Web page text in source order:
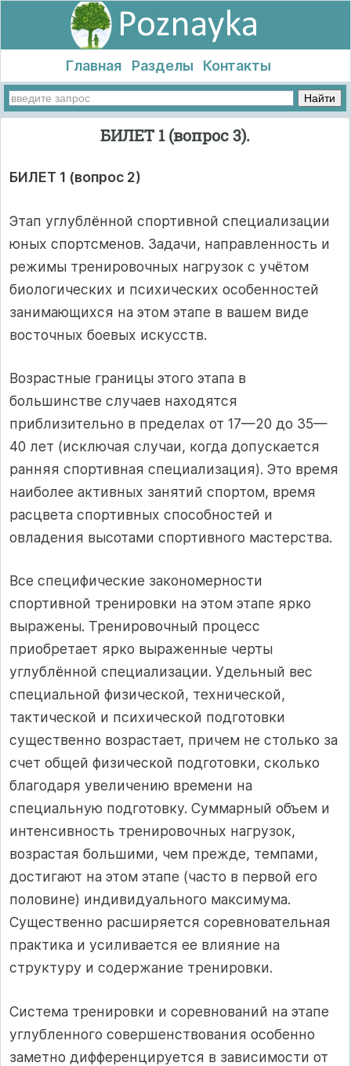
Главная Разделы Контакты
БИЛЕТ 1 (вопрос 3).
БИЛЕТ 1 (вопрос 2)
Этап углублённой спортивной специализации
юных спортсменов. Задачи, направленность и
режимы тренировочных нагрузок с учётом
биологических и психических особенностей
занимающихся на этом этапе в вашем виде
восточных боевых искусств.
Возрастные границы этого этапа в
большинстве случаев находятся
приблизительно в пределах от 17—20 до 35—
40 лет (исключая случаи, когда допускается
ранняя спортивная специализация). Это время
наиболее активных занятий спортом, время
расцвета спортивных способностей и
овладения высотами спортивного мастерства.
Все специфические закономерности
спортивной тренировки на этом этапе ярко
выражены. Тренировочный процесс
приобретает ярко выраженные черты
углублённой специализации. Удельный вес
специальной физической, технической,
тактической и психической подготовки
существенно возрастает, причем не столько за
счет общей физической подготовки, сколько
благодаря увеличению времени на
специальную подготовку. Суммарный объем и
интенсивность тренировочных нагрузок,
возрастая большими, чем прежде, темпами,
достигают на этом этапе (часто в первой его
половине) индивидуального максимума.
Существенно расширяется соревновательная
практика и усиливается ее влияние на
структуру и содержание тренировки.
Система тренировки и соревнований на этапе
углубленного совершенствования особенно
заметно дифференцируется в зависимости от